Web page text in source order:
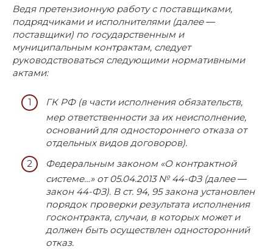
Ведя претензионную работу с поставщиками,
подрядчиками и исполнителями (далее ―
поставщики) по государственным и
муниципальным контрактам, следует
руководствоваться следующими нормативными
актами:
ГК РФ (в части исполнения обязательств,
мер ответственности за их неисполнение,
оснований для одностороннего отказа от
отдельных видов договоров).
Федеральным законом «О контрактной
системе…» от 05.04.2013 № 44-ФЗ (далее ―
закон 44-ФЗ). В ст. 94, 95 закона установлен
порядок проверки результата исполнения
госконтракта, случаи, в которых может и
должен быть осуществлен односторонний
отказ.